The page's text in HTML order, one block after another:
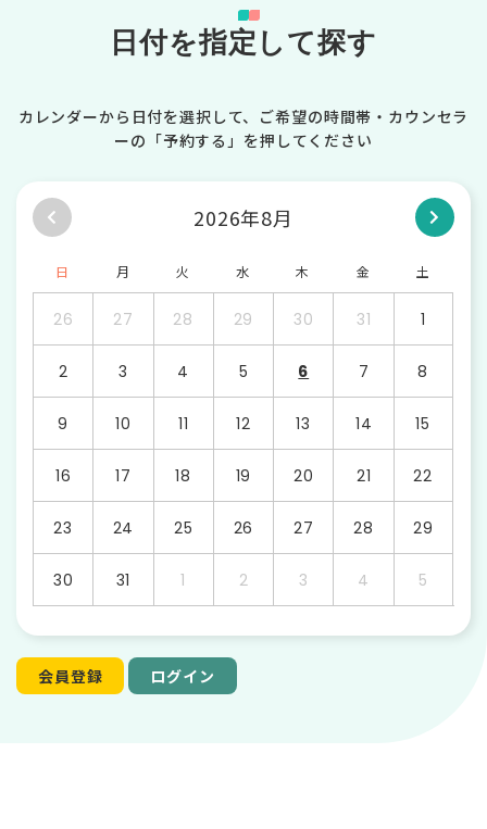
日付を指定して探す
カレンダーから日付を選択して、ご希望の時間帯・カウンセラ
ーの「予約する」を押してください
2026年8月
日 月 火 水 木 金 土
26 27 28 29 30 31 1
2 3 4 5 6 7 8
9 10 11 12 13 14 15
16 17 18 19 20 21 22
23 24 25 26 27 28 29
30 31 1 2 3 4 5
会員登録 ログイン